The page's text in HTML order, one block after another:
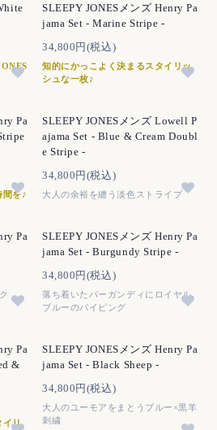
SLEEPY JONESメンズ Henry Pa
jama Set - Marine Stripe -
34,800円(税込)
知的にかっこよく決まるスタイリッ
シュな一枚♪
Pa
間を♪
SLEEPY JONESメンズ Lowell P
ajama Set - Blue & Cream Doubl
e Stripe -
34,800円(税込)
大人の余裕を纏う淡色ストライプ
Pa
SLEEPY JONESメンズ Henry Pa
jama Set - Burgundy Stripe -
34,800円(税込)
落ち着いたバーガンディにロイヤル
ブルーのパイピング
Pa
&
イリ
SLEEPY JONESメンズ Henry Pa
jama Set - Black Sheep -
34,800円(税込)
大人のユーモアをまとうブルー×黒羊
刺繍